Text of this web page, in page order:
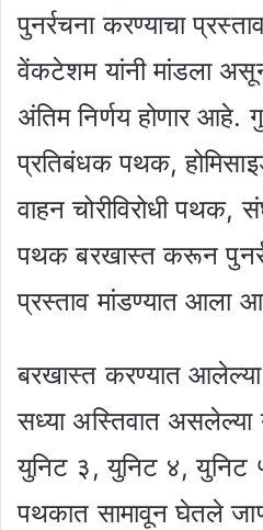
पुनर्रचना करण्याचा
वेंकटेशम यांनी मांडला असून
अंतिम निर्णय होणार आहे.
प्रतिबंधक पथक,
वाहन चोरीविरोधी पथक,
पथक बरखास्त करून
प्रस्ताव मांडण्यात आला
बरखास्त करण्यात आलेल्या
सध्या अस्तिवात
युनिट ३, युनिट ४, युनिट
पथकात सामावून घेतले